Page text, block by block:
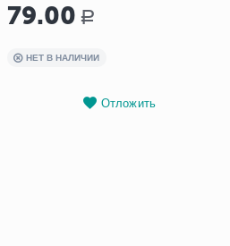
79.00 Р
НЕТ В НАЛИЧИИ
Отложить